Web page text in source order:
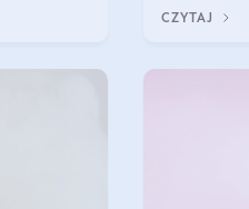
jelitowych,
CZYTAJ